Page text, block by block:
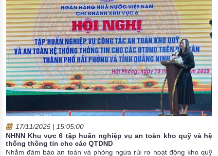
17/11/2025 | 15:05:00
NHNN Khu vực 6 tập huấn nghiệp vụ an toàn kho quỹ và hệ
thống thông tin cho các QTDND
Nhằm đảm bảo an toàn và phòng ngừa rủi ro hoạt động kho quỹ